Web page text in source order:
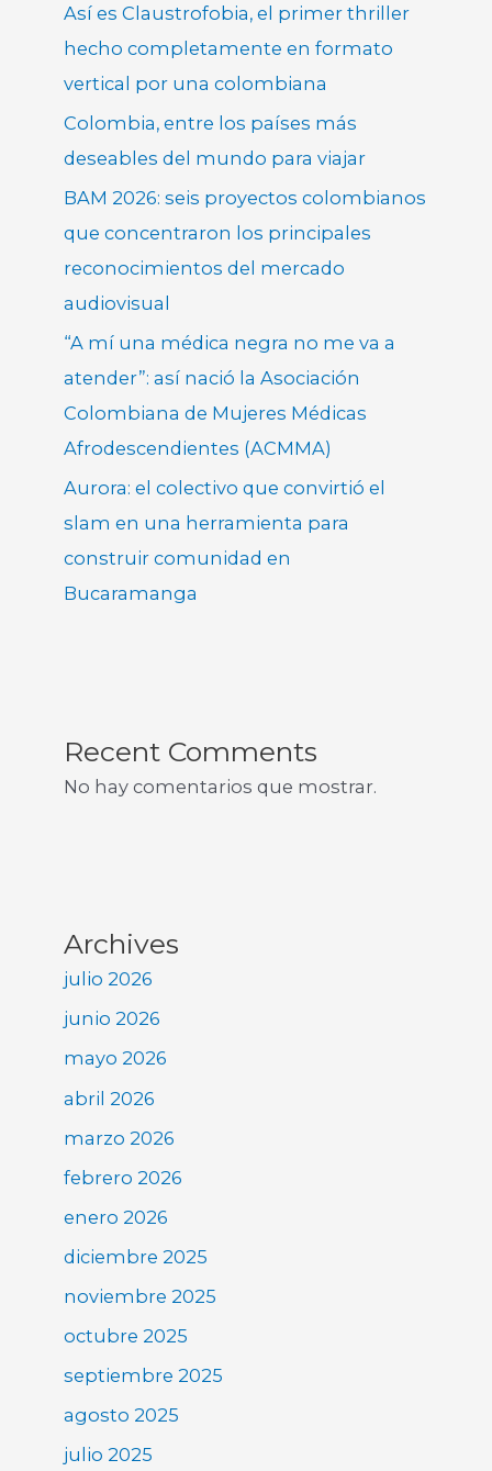
Así es Claustrofobia, el primer thriller
hecho completamente en formato
vertical por una colombiana
Colombia, entre los países más
deseables del mundo para viajar
BAM 2026: seis proyectos colombianos
que concentraron los principales
reconocimientos del mercado
audiovisual
“A mí una médica negra no me va a
atender”: así nació la Asociación
Colombiana de Mujeres Médicas
Afrodescendientes (ACMMA)
Aurora: el colectivo que convirtió el
slam en una herramienta para
construir comunidad en
Bucaramanga
Recent Comments
No hay comentarios que mostrar.
Archives
julio 2026
junio 2026
mayo 2026
abril 2026
marzo 2026
febrero 2026
enero 2026
diciembre 2025
noviembre 2025
octubre 2025
septiembre 2025
agosto 2025
julio 2025